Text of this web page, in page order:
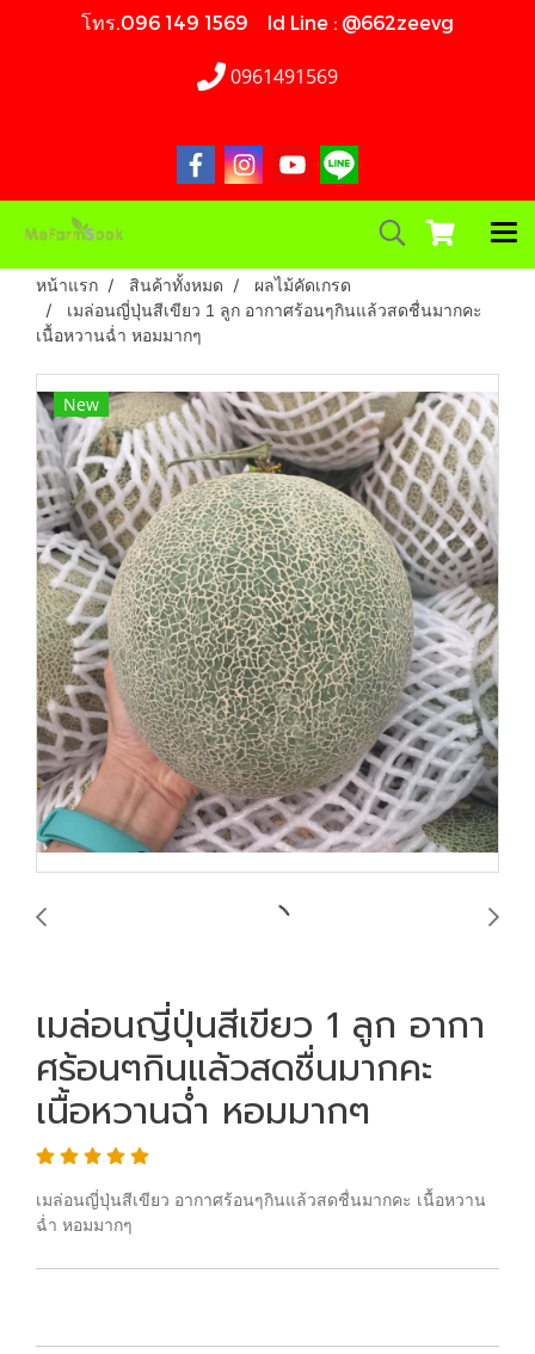
โทร.096 149 1569 Id Line : @662zeevg
0961491569
หน้าแรก สินค้าทั้งหมด
ผลไม้คัดเกรด
เมล่อนญี่ปุ่นสีเขียว 1 ลูก อากาศร้อนๆกินแล้วสดชื่นมากคะ
เนื้อหวานฉ่ำ หอมมากๆ
New
เมล่อนญี่ปุ่นสีเขียว 1 ลูก อากา
ศร้อนๆกินแล้วสดชื่นมากคะ
เนื้อหวานฉ่ำ หอมมากๆ
เมล่อนญี่ปุ่นสีเขียว อากาศร้อนๆกินแล้วสดชื่นมากคะ เนื้อหวาน
ฉ่ำ หอมมากๆ